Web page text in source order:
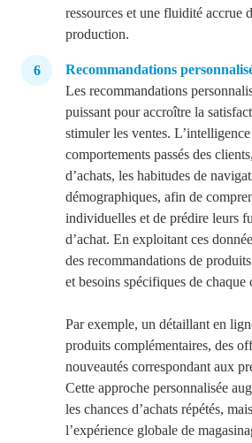
ressources et une fluidité accrue
production.
Recommandations
Les recommandations
puissant pour accroître la
stimuler les ventes.
comportements passés des
d’achats, les habitudes de
démographiques, afin de
individuelles et de prédire leurs
d’achat. En exploitant ces
des recommandations de
et besoins spécifiques de chaque
Par exemple, un détaillant en
produits complémentaires, des
nouveautés correspondant aux
Cette approche personnalisée
les chances d’achats répétés,
l’expérience globale de